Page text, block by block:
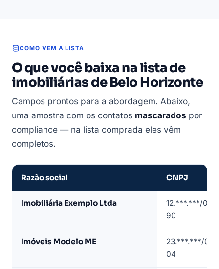
COMO VEM A LISTA
O que você baixa na lista de
imobiliárias de Belo Horizonte
Campos prontos para a abordagem. Abaixo,
uma amostra com os contatos mascarados por
compliance — na lista comprada eles vêm
completos.
imobiliárias
Razão social CNPJ
Imobiliária Exemplo Ltda
12.***.***/
90
Imóveis Modelo ME
23.***.***/
04